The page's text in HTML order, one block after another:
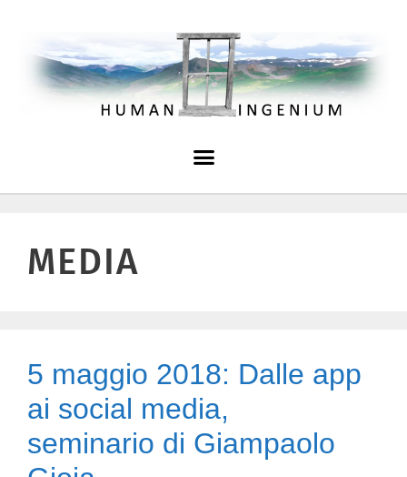
MEDIA
5 maggio 2018: Dalle app
ai social media,
seminario di Giampaolo